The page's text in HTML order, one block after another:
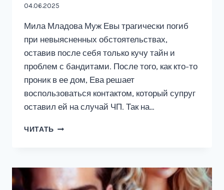
04.06.2025
Мила Младова Муж Евы трагически погиб
при невыясненных обстоятельствах,
оставив после себя только кучу тайн и
проблем с бандитами. После того, как кто-то
проник в ее дом, Ева решает
воспользоваться контактом, который супруг
оставил ей на случай ЧП. Так на…
ЧИТАТЬ СПАСИ